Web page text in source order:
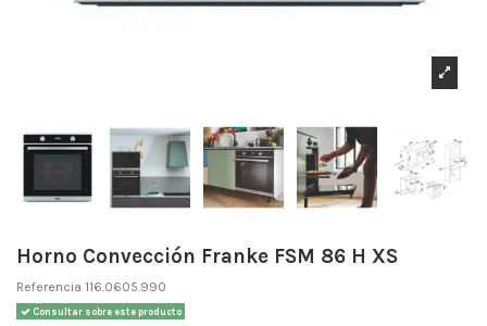
Horno Convección Franke FSM 86 H XS
Referencia 116.0605.990
Consultar sobre este producto